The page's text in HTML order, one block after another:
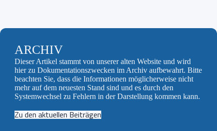
ARCHIV
Dieser Artikel stammt von unserer alten Website und wird
hier zu Dokumentationszwecken im Archiv aufbewahrt. Bitte
beachten Sie, dass die Informationen möglicherweise nicht
mehr auf dem neuesten Stand sind und es durch den
Systemwechsel zu Fehlern in der Darstellung kommen kann.
Zu den aktuellen Beiträgen